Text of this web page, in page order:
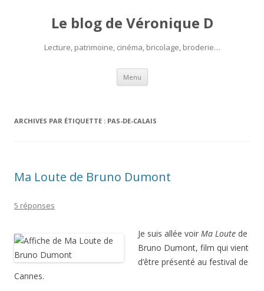
Le blog de Véronique D
Lecture, patrimoine, cinéma, bricolage, broderie…
Menu Aller
contenu
ARCHIVES PAR ÉTIQUETTE : PAS-DE-CALAIS
Ma Loute de Bruno Dumont
5 réponses
Je suis allée voir Ma Loute de
Bruno Dumont, film qui vient
d’être présenté au festival de
Cannes.